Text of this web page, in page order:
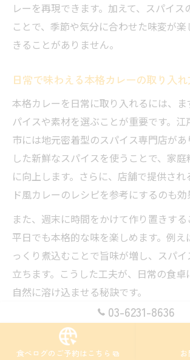
レーを再現できます。加えて、スパイス
ことで、季節や気分に合わせた味変が
きることがありません。
日常で味わえる本格カレーの取り入れ
本格カレーを日常に取り入れるには、
パイスや素材を選ぶことが重要です。
市には地元密着型のスパイス専門店があ
した新鮮なスパイスを使うことで、家
に向上します。さらに、店舗で提供され
ド風カレーのレシピを参考にするのも効
また、週末に時間をかけて作り置きす
平日でも本格的な味を楽しめます。例え
っくり煮込むことで旨味が増し、スパイ
立ちます。こうした工夫が、日常の食
自然に溶け込ませる秘訣です。
毎日でも飽きないカレーの楽しみポ
毎日カレーを楽しむためには、味のバリ
03-6231-8636
食べログのご予約はこちら